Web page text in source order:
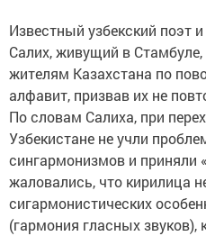
Известный узбекский поэт
Салих, живущий в Стамбуле,
жителям Казахстана по
алфавит, призвав их не
По словам Салиха, при
Узбекистане не учли
сингармонизмов и
жаловались, что кирилица
сигармонистических
(гармония гласных звуков),